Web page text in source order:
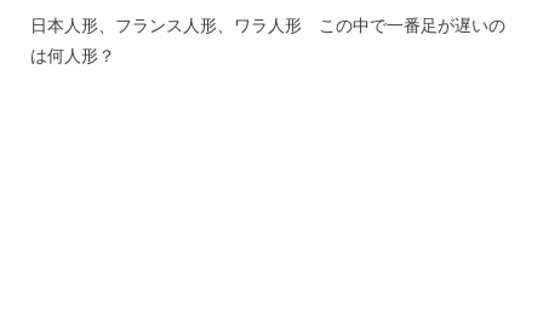
日本人形、フランス人形、ワラ人形 この中で一番足が遅いの
は何人形？